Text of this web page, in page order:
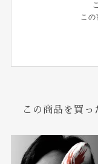
こ
この商品を買